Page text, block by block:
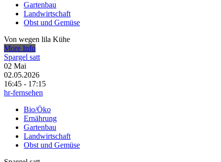
Gartenbau
Landwirtschaft
Obst und Gemüse
Von wegen lila Kühe
More Info
Spargel satt
02 Mai
02.05.2026
16:45 - 17:15
hr-fernsehen
Bio/Öko
Ernährung
Gartenbau
Landwirtschaft
Obst und Gemüse